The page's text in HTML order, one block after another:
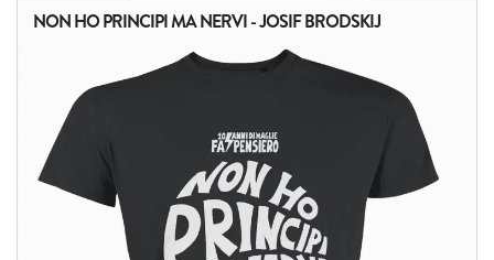
ALTRI PRODOTTI:
NON HO PRINCIPI MA NERVI - JOSIF BRODSKIJ